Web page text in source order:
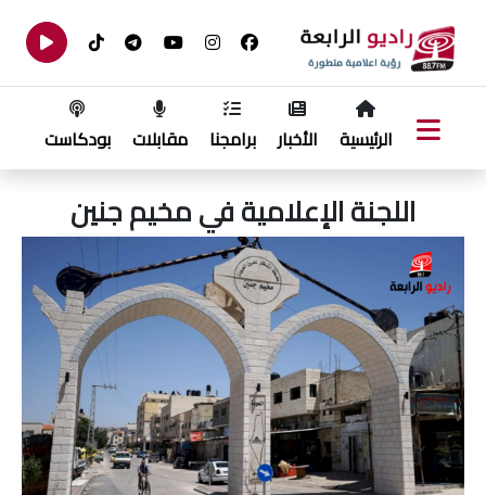
الرئيسية الأخبار برامجنا مقابلات بودكاست
اللجنة الإعلامية في مخيم جنين